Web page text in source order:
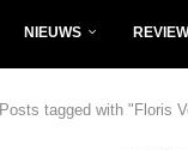
NIEUWS
Posts tagged with "Floris